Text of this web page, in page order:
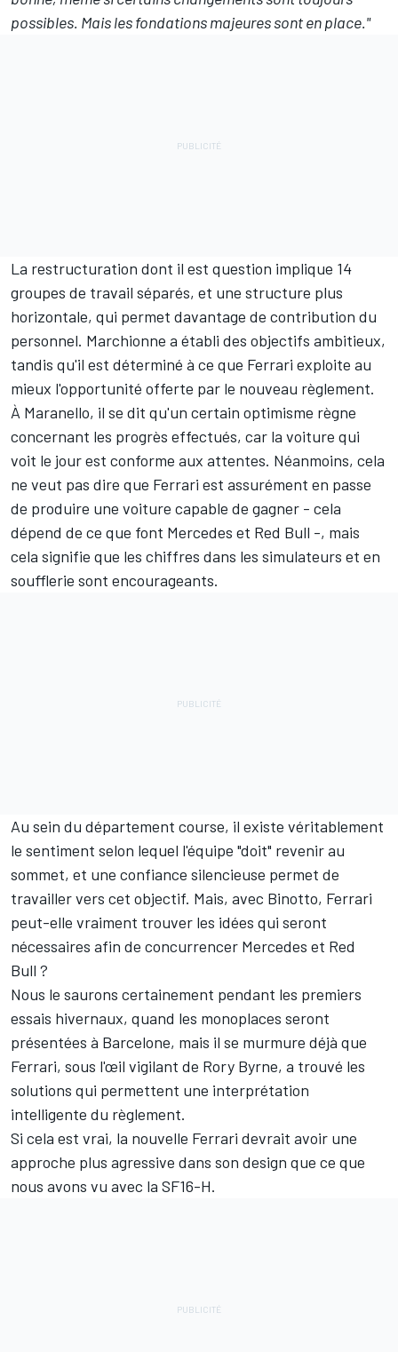
possibles. Mais les fondations majeures sont en place."
La restructuration dont il est question implique 14
groupes de travail séparés, et une structure plus
horizontale, qui permet davantage de contribution du
personnel. Marchionne a établi des objectifs ambitieux,
tandis qu'il est déterminé à ce que Ferrari exploite au
mieux l'opportunité offerte par le nouveau règlement.
À Maranello, il se dit qu'un certain optimisme règne
concernant les progrès effectués, car la voiture qui
voit le jour est conforme aux attentes. Néanmoins, cela
ne veut pas dire que Ferrari est assurément en passe
de produire une voiture capable de gagner - cela
dépend de ce que font Mercedes et Red Bull -, mais
cela signifie que les chiffres dans les simulateurs et en
soufflerie sont encourageants.
Au sein du département course, il existe véritablement
le sentiment selon lequel l'équipe "doit" revenir au
sommet, et une confiance silencieuse permet de
travailler vers cet objectif. Mais, avec Binotto, Ferrari
peut-elle vraiment trouver les idées qui seront
nécessaires afin de concurrencer Mercedes et Red
Bull ?
Nous le saurons certainement pendant les premiers
essais hivernaux, quand les monoplaces seront
présentées à Barcelone, mais il se murmure déjà que
Ferrari, sous l'œil vigilant de Rory Byrne, a trouvé les
solutions qui permettent une interprétation
intelligente du règlement.
Si cela est vrai, la nouvelle Ferrari devrait avoir une
approche plus agressive dans son design que ce que
nous avons vu avec la SF16-H.